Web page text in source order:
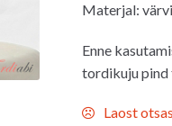
Materjal:
Enne
tordikuju pind
Laost otsas